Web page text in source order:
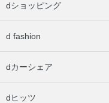
dショッピング
d fashion
dカーシェア
dヒッツ